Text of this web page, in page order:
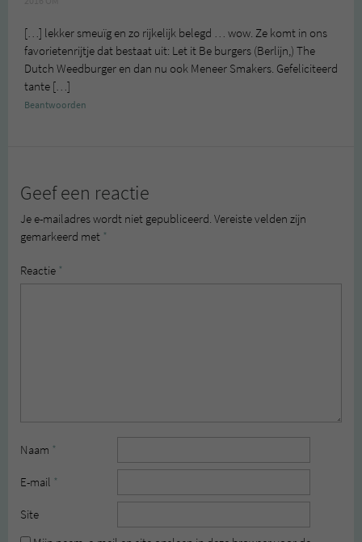
[…] lekker smeuïg en zo rijkelijk belegd … wow. Ze komt in ons
favorietenrijtje dat bestaat uit: Let it Be burgers (Berlijn,) The
Dutch Weedburger en dan nu ook Meneer Smakers. Gefeliciteerd
tante […]
Beantwoorden
Geef een reactie
Je e-mailadres wordt niet gepubliceerd. Vereiste velden zijn
gemarkeerd met *
Reactie *
Naam *
E-mail *
Site